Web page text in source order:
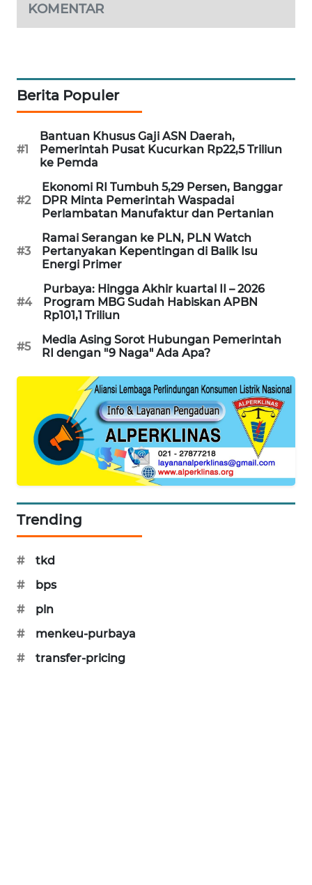
KOMENTAR
Berita Populer
#1
Bantuan Khusus Gaji ASN Daerah,
Pemerintah Pusat Kucurkan Rp22,5 Triliun
ke Pemda
#2
Ekonomi RI Tumbuh 5,29 Persen, Banggar
DPR Minta Pemerintah Waspadai
Perlambatan Manufaktur dan Pertanian
#3
Ramai Serangan ke PLN, PLN Watch
Pertanyakan Kepentingan di Balik Isu
Energi Primer
#4
Purbaya: Hingga Akhir kuartal II – 2026
Program MBG Sudah Habiskan APBN
Rp101,1 Triliun
#5
Media Asing Sorot Hubungan Pemerintah
RI dengan "9 Naga" Ada Apa?
Trending
#
tkd
#
bps
#
pln
#
menkeu-purbaya
#
transfer-pricing
WAHANA
UMKM
SELEB
PERSONA
OTOMOTIF
HEALTH
DESA
WISATA
LAPAK
WAHANA
KONSUMEN
LISTRIK
KELISTRIKAN
ID
ID
NET